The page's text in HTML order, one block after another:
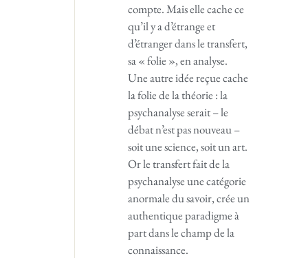
compte. Mais elle cache ce
qu’il y a d’étrange et
d’étranger dans le transfert,
sa « folie », en analyse.
Une autre idée reçue cache
la folie de la théorie : la
psychanalyse serait – le
débat n’est pas nouveau –
soit une science, soit un art.
Or le transfert fait de la
psychanalyse une catégorie
anormale du savoir, crée un
authentique paradigme à
part dans le champ de la
connaissance.